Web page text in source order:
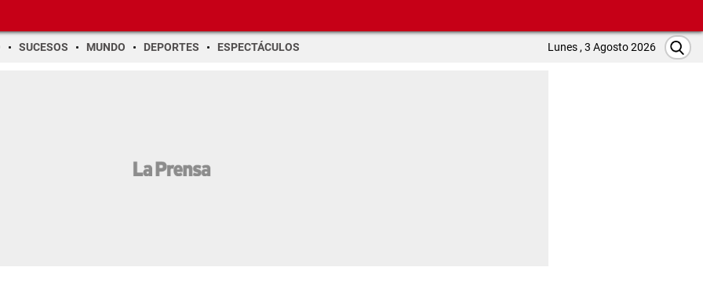
SUCESOS MUNDO DEPORTES ESPECTÁCULOS Lunes , 3 Agosto 2026